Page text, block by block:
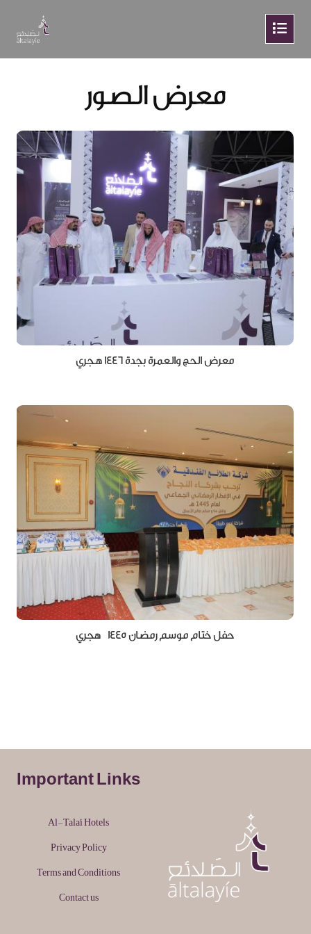
معرض الصور
معرض الحج والعمرة بجدة 1446 هـجري
حفل ختام موسم رمضان 1445 هجري
Important Links
Al-Tala'i Hotels
Privacy Policy
Terms and Conditions
Contact us